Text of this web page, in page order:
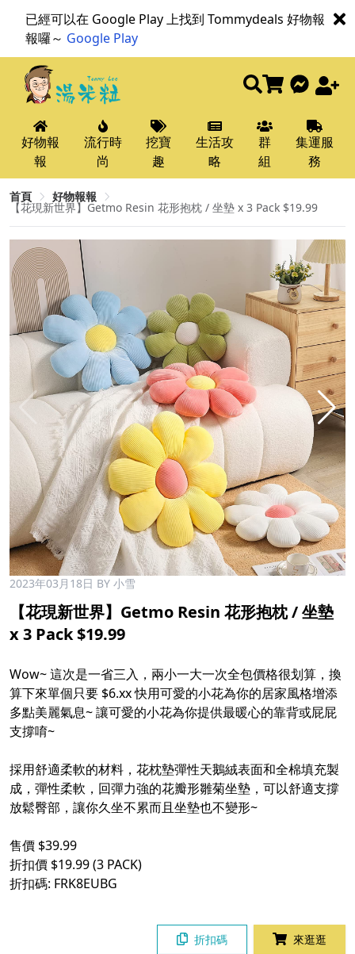
已經可以在 Google Play 上找到 Tommydeals 好物報
報囉～ Google Play
好物報
報
流行時
尚
挖寶
趣
生活攻
略
群
組
集運服
務
首頁 好物報報
【花現新世界】Getmo Resin 花形抱枕 / 坐墊 x 3 Pack $19.99
2023年03月18日 BY 小雪
【花現新世界】Getmo Resin 花形抱枕 / 坐墊
x 3 Pack $19.99
Wow~ 這次是一省三入，兩小一大一次全包價格很划算，換
算下來單個只要 $6.xx 快用可愛的小花為你的居家風格增添
多點美麗氣息~ 讓可愛的小花為你提供最暖心的靠背或屁屁
支撐唷~
採用舒適柔軟的材料，花枕墊彈性天鵝絨表面和全棉填充製
成，彈性柔軟，回彈力強的花瓣形雛菊坐墊，可以舒適支撐
放鬆臀部，讓你久坐不累而且坐墊也不變形~
售價 $39.99
折扣價 $19.99 (3 PACK)
折扣碼: FRK8EUBG
折扣碼 來逛逛